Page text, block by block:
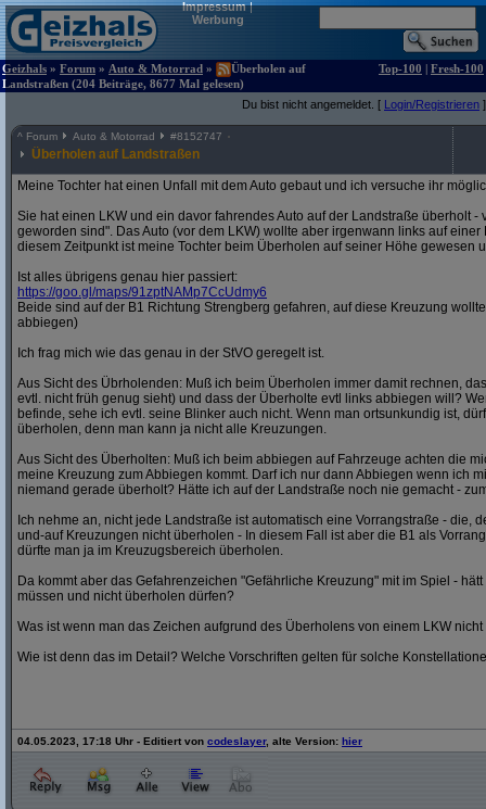
Impressum|
Werbung
Geizhals » Forum » Auto & Motorrad »
Überholen auf
Landstraßen (204 Beiträge, 8677 Mal gelesen)
Top-100 | Fresh-100
Du bist nicht angemeldet. [ Login/Registrieren ]
^ Forum Auto & Motorrad #8152747
Überholen auf Landstraßen
Meine Tochter hat einen Unfall mit dem Auto gebaut und ich versuche ihr
Sie hat einen LKW und ein davor fahrendes Auto auf der Landstraße überholt -
geworden sind". Das Auto (vor dem LKW) wollte aber irgenwann links auf
diesem Zeitpunkt ist meine Tochter beim Überholen auf seiner Höhe gewesen
Ist alles übrigens genau hier passiert:
https://goo.gl/maps/91zptNAMp7CcUdmy6
Beide sind auf der B1 Richtung Strengberg gefahren, auf diese Kreuzung
abbiegen)
Ich frag mich wie das genau in der StVO geregelt ist.
Aus Sicht des Übrholenden: Muß ich beim Überholen immer damit rechnen,
evtl. nicht früh genug sieht) und dass der Überholte evtl links abbiegen will?
befinde, sehe ich evtl. seine Blinker auch nicht. Wenn man ortsunkundig ist,
überholen, denn man kann ja nicht alle Kreuzungen.
Aus Sicht des Überholten: Muß ich beim abbiegen auf Fahrzeuge achten die
meine Kreuzung zum Abbiegen kommt. Darf ich nur dann Abbiegen wenn ich
niemand gerade überholt? Hätte ich auf der Landstraße noch nie gemacht -
Ich nehme an, nicht jede Landstraße ist automatisch eine Vorrangstraße - die,
und-auf Kreuzungen nicht überholen - In diesem Fall ist aber die B1 als
dürfte man ja im Kreuzugsbereich überholen.
Da kommt aber das Gefahrenzeichen "Gefährliche Kreuzung" mit im Spiel -
müssen und nicht überholen dürfen?
Was ist wenn man das Zeichen aufgrund des Überholens von einem LKW
Wie ist denn das im Detail? Welche Vorschriften gelten für solche
04.05.2023, 17:18 Uhr - Editiert von codeslayer, alte Version: hier